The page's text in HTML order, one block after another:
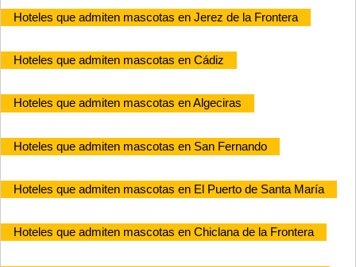
Hoteles que admiten mascotas en Jerez de la Frontera
Hoteles que admiten mascotas en Cádiz
Hoteles que admiten mascotas en Algeciras
Hoteles que admiten mascotas en San Fernando
Hoteles que admiten mascotas en El Puerto de Santa María
Hoteles que admiten mascotas en Chiclana de la Frontera